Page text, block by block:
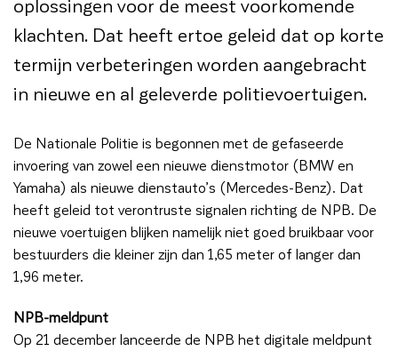
oplossingen voor de meest voorkomende
klachten. Dat heeft ertoe geleid dat op korte
termijn verbeteringen worden aangebracht
in nieuwe en al geleverde politievoertuigen.
De Nationale Politie is begonnen met de gefaseerde
invoering van zowel een nieuwe dienstmotor (BMW en
Yamaha) als nieuwe dienstauto’s (Mercedes-Benz). Dat
heeft geleid tot verontruste signalen richting de NPB. De
nieuwe voertuigen blijken namelijk niet goed bruikbaar voor
bestuurders die kleiner zijn dan 1,65 meter of langer dan
1,96 meter.
NPB-meldpunt
Op 21 december lanceerde de NPB het digitale meldpunt